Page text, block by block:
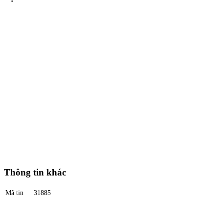
Thông tin khác
Mã tin
31885